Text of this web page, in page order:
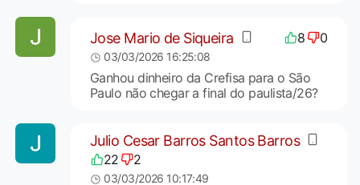
Jose Mario de Siqueira 8 0
03/03/2026 16:25:08
Ganhou dinheiro da Crefisa para o São
Paulo não chegar a final do paulista/26?
Julio Cesar Barros Santos Barros
22 2
03/03/2026 10:17:49